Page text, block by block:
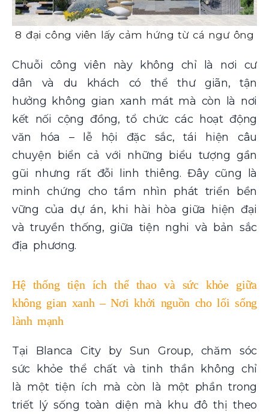
8 đại công viên lấy cảm hứng từ cá ngư ông
Chuỗi công viên này không chỉ là nơi cư
dân và du khách có thể thư giãn, tận
hưởng không gian xanh mát mà còn là nơi
kết nối cộng đồng, tổ chức các hoạt động
văn hóa – lễ hội đặc sắc, tái hiện câu
chuyện biển cả với những biểu tượng gần
gũi nhưng rất đỗi linh thiêng. Đây cũng là
minh chứng cho tầm nhìn phát triển bền
vững của dự án, khi hài hòa giữa hiện đại
và truyền thống, giữa tiện nghi và bản sắc
địa phương.
Hệ thống tiện ích thể thao và sức khỏe giữa
không gian xanh – Nơi khởi nguồn cho lối sống
lành mạnh
Tại Blanca City by Sun Group, chăm sóc
sức khỏe thể chất và tinh thần không chỉ
là một tiện ích mà còn là một phần trong
triết lý sống toàn diện mà khu đô thị theo